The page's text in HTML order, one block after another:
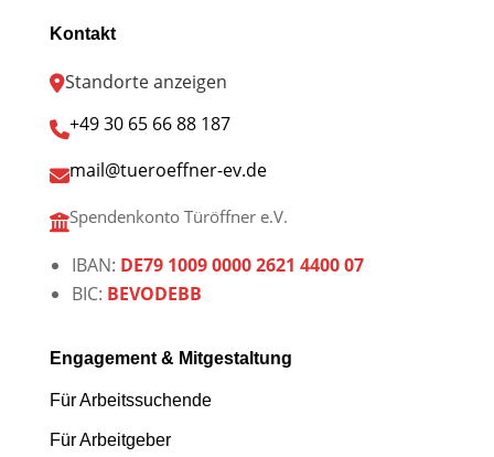
Kontakt
Standorte anzeigen
+49 30 65 66 88 187
mail@tueroeffner-ev.de
Spendenkonto Türöffner e.V.
IBAN: DE79 1009 0000 2621 4400 07
BIC: BEVODEBB
Engagement & Mitgestaltung
Für Arbeitssuchende
Für Arbeitgeber